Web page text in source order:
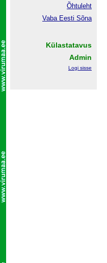
Õhtuleht
Vaba Eesti Sõna
Külastatavus
Admin
Logi sisse